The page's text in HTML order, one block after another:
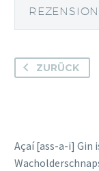
ZURÜCK
Açaí [ass-a-i] Gin